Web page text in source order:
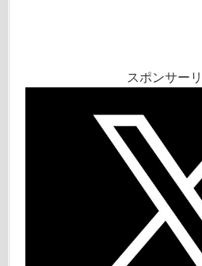
スポンサー